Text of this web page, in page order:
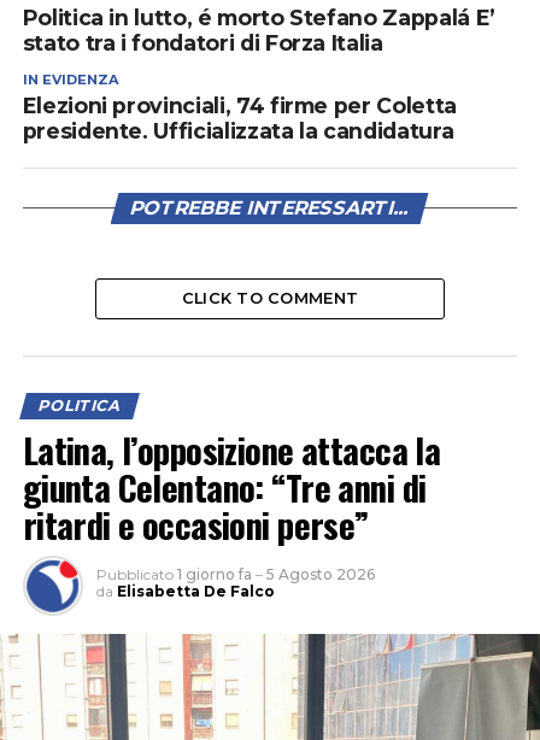
Politica in lutto, é morto Stefano Zappalá E’
stato tra i fondatori di Forza Italia
IN EVIDENZA
Elezioni provinciali, 74 firme per Coletta
presidente. Ufficializzata la candidatura
POTREBBE INTERESSARTI...
CLICK TO COMMENT
POLITICA
Latina, l’opposizione attacca la
giunta Celentano: “Tre anni di
ritardi e occasioni perse”
Pubblicato 1 giorno fa – 5 Agosto 2026
da Elisabetta De Falco